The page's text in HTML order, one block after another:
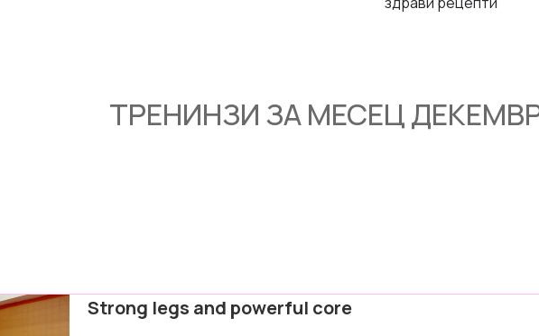
ТРЕНИНЗИ ЗА МЕСЕЦ
Strong legs and powerful core